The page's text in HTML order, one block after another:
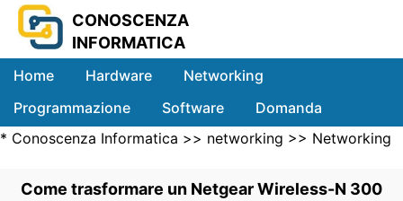
CONOSCENZA
INFORMATICA
Home Hardware
Networking
Programmazione
Software
Domanda
Sistemi
* Conoscenza Informatica >> networking >> Networking
Come trasformare un Netgear Wireless-N 300